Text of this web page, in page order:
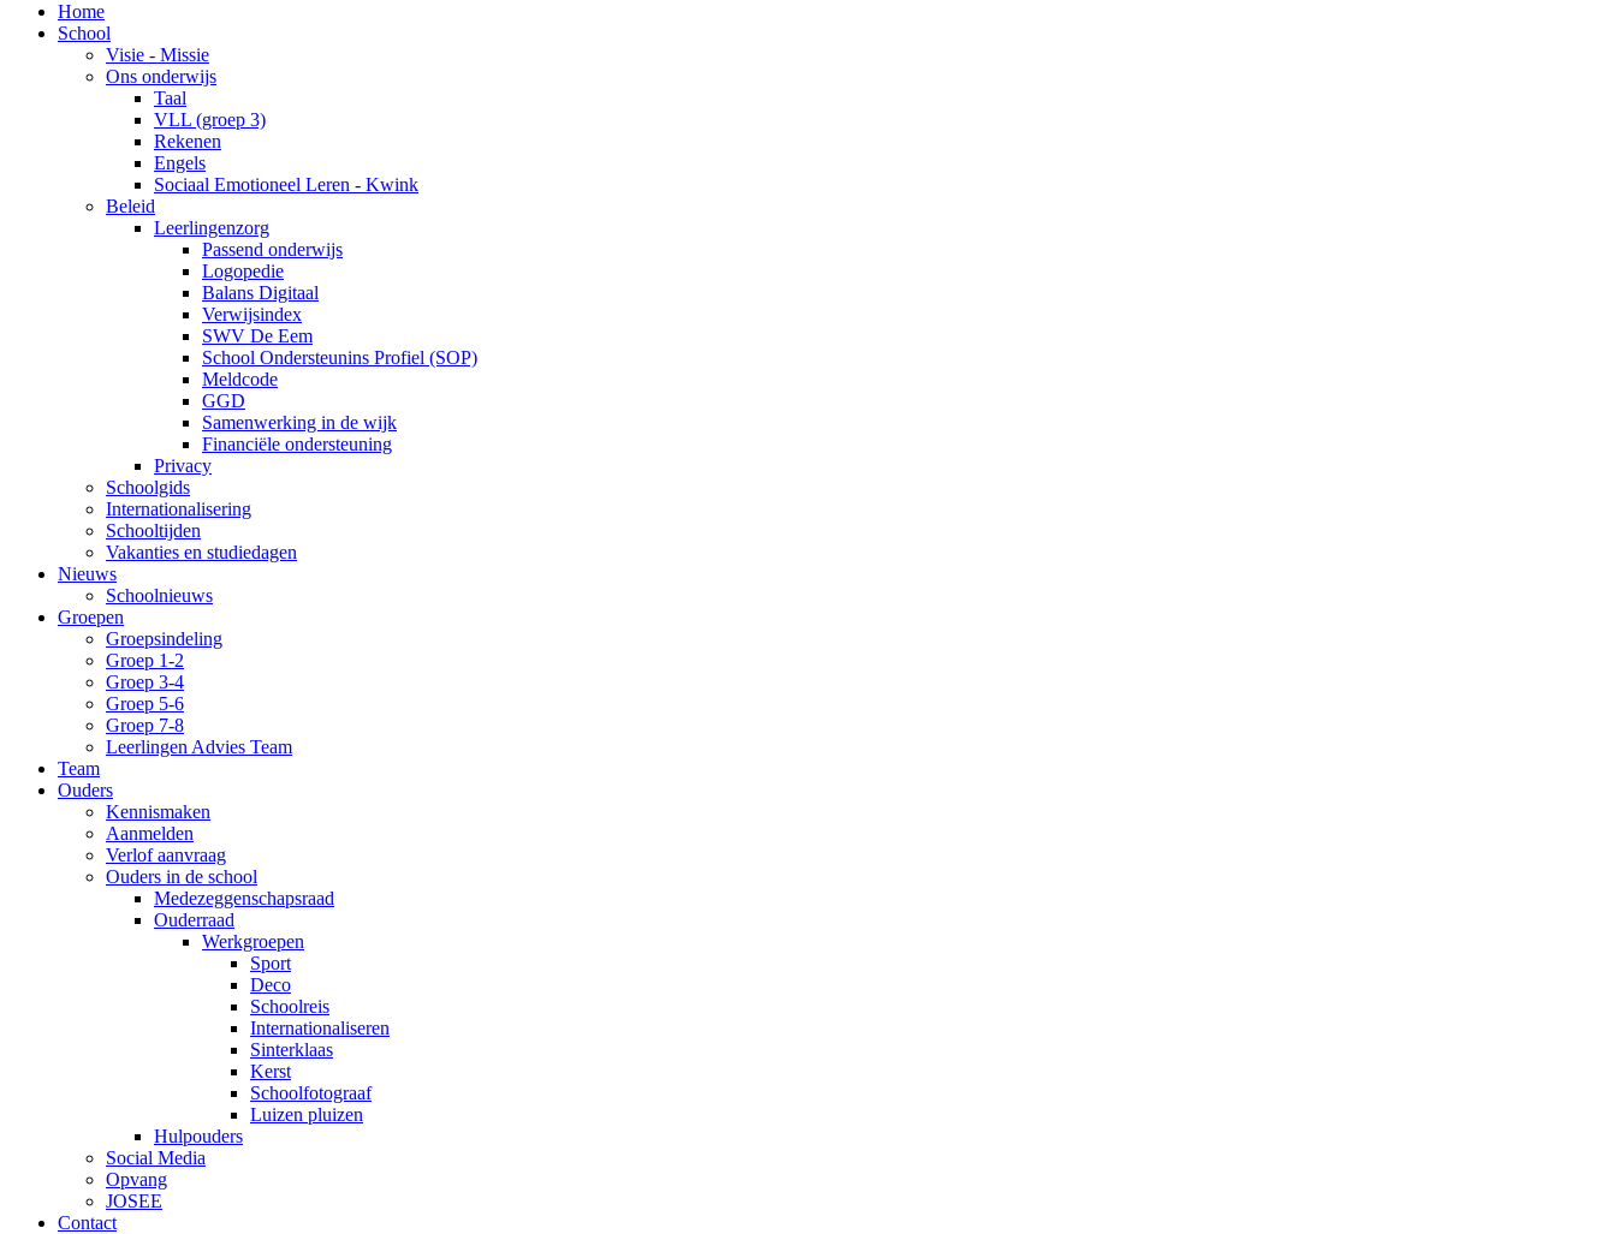
Home
School
Visie - Missie
Ons onderwijs
Taal
VLL (groep 3)
Rekenen
Engels
Sociaal Emotioneel Leren - Kwink
Beleid
Leerlingenzorg
Passend onderwijs
Logopedie
Balans Digitaal
Verwijsindex
SWV De Eem
School Ondersteunins Profiel (SOP)
Meldcode
GGD
Samenwerking in de wijk
Financiële ondersteuning
Privacy
Schoolgids
Internationalisering
Schooltijden
Vakanties en studiedagen
Nieuws
Schoolnieuws
Groepen
Groepsindeling
Groep 1-2
Groep 3-4
Groep 5-6
Groep 7-8
Leerlingen Advies Team
Team
Ouders
Kennismaken
Aanmelden
Verlof aanvraag
Ouders in de school
Medezeggenschapsraad
Ouderraad
Werkgroepen
Sport
Deco
Schoolreis
Internationaliseren
Sinterklaas
Kerst
Schoolfotograaf
Luizen pluizen
Hulpouders
Social Media
Opvang
JOSEE
Contact